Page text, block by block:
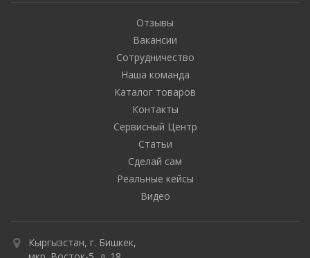
Отзывы
Вакансии
Сотрудничество
Наша команда
Каталог товаров
Контакты
Сервисный Центр
Статьи
Сделай сам
Реальные кейсы
Видео
Кыргызстан, г. Бишкек,